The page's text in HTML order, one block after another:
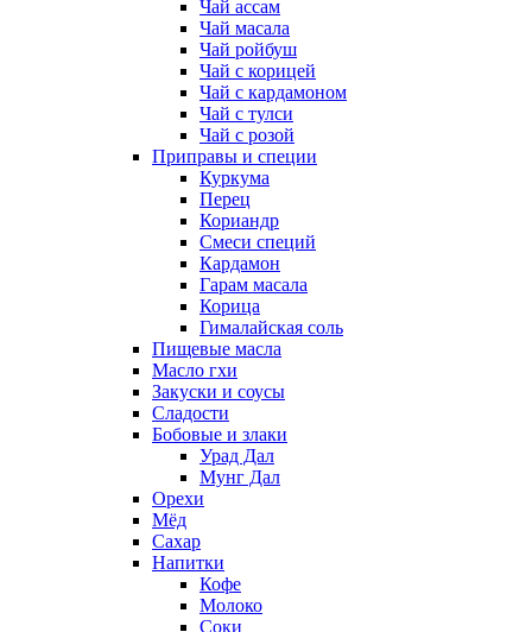
Чай ассам
Чай масала
Чай ройбуш
Чай с корицей
Чай с кардамоном
Чай с тулси
Чай с розой
Приправы и специи
Куркума
Перец
Кориандр
Смеси специй
Кардамон
Гарам масала
Корица
Гималайская соль
Пищевые масла
Масло гхи
Закуски и соусы
Сладости
Бобовые и злаки
Урад Дал
Мунг Дал
Орехи
Мёд
Сахар
Напитки
Кофе
Молоко
Соки